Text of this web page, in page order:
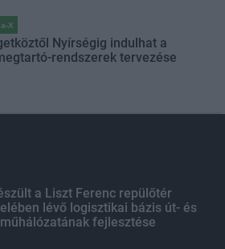
X
Nyírségig indulhat a
rendszerek tervezése
a Liszt Ferenc repülőtér
lévő logisztikai bázis út- és
fejlesztése